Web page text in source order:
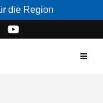
die Region